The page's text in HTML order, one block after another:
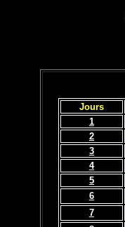
Jours
1
2
3
4
5
6
7